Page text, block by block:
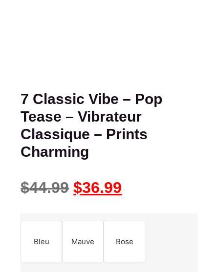
7 Classic Vibe – Pop
Tease – Vibrateur
Classique – Prints
Charming
$44.99 $36.99
Bleu Mauve Rose